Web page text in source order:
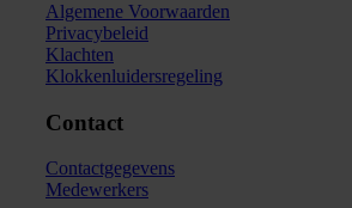
Algemene Voorwaarden
Privacybeleid
Klachten
Klokkenluidersregeling
Contact
Contactgegevens
Medewerkers